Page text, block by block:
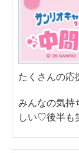
たくさんの応
みんなの気持
しい♡後半も